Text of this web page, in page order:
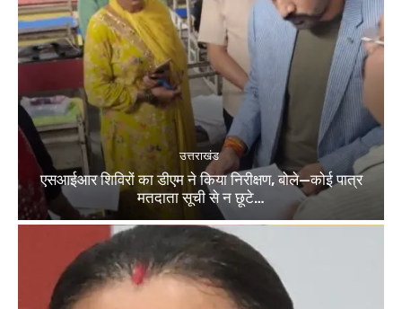
उत्तराखंड
एसआईआर शिविरों का डीएम ने किया निरीक्षण, बोले—कोई पात्र
मतदाता सूची से न छूटे…